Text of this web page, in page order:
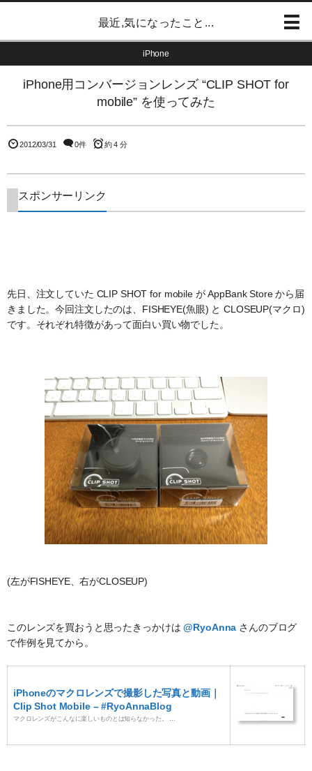
最近,気になったこと...
iPhone
iPhone用コンバージョンレンズ “CLIP SHOT for
mobile” を使ってみた
2012/03/31 0件 約 4 分
スポンサーリンク
先日、注文していた CLIP SHOT for mobile が AppBank Store から届
きました。今回注文したのは、FISHEYE(魚眼) と CLOSEUP(マクロ)
です。それぞれ特徴があって面白い買い物でした。
(左がFISHEYE、右がCLOSEUP)
このレンズを買おうと思ったきっかけは@RyoAnna さんのブログ
で作例を見てから。
iPhoneのマクロレンズで撮影した写真と動画｜
Clip Shot Mobile – #RyoAnnaBlog
マクロレンズがこんなに楽しいものとは知らなかった。 …